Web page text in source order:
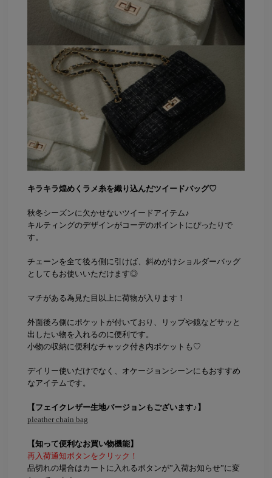
キラキラ煌めくラメ糸を織り込んだツイードバッグ♡
秋冬シーズンに欠かせないツイードアイテム♪
キルティングのデザインがコーデのポイントにぴったりで
す。
チェーンを全て後ろ側に引けば、斜めがけショルダーバッグ
としてもお使いいただけます◎
マチがある為見た目以上に荷物が入ります！
外面後ろ側にポケットが付いており、リップや鏡などサッと
出したい物を入れるのに便利です。
小物の収納に便利なチャック付き内ポケットも♡
デイリー使いだけでなく、オケージョンシーンにもおすすめ
なアイテムです。
【フェイクレザー生地バージョンもございます♪】
pleather chain bag
【知って便利なお買い物機能】
再入荷通知ボタンをクリック！
品切れの場合はカートに入れるボタンが”入荷お知らせ”に変